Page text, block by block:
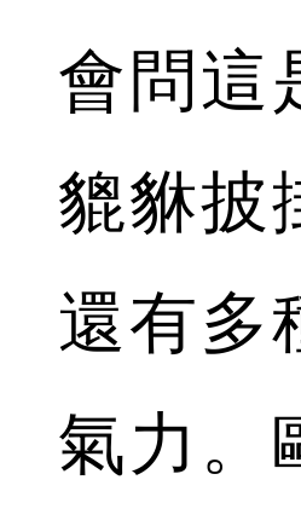
會問這
貔貅披
還有多
氣力。